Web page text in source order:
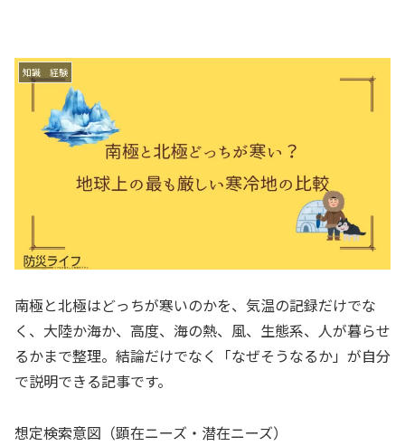
知識 経験
南極と北極はどっちが寒いのかを、気温の記録だけでな
く、大陸か海か、高度、海の熱、風、生態系、人が暮らせ
るかまで整理。結論だけでなく「なぜそうなるか」が自分
で説明できる記事です。
想定検索意図（顕在ニーズ・潜在ニーズ）